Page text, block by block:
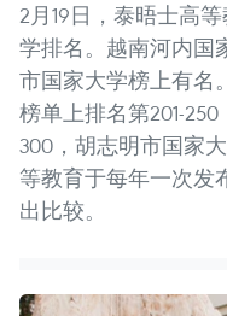
2月19日，泰晤士高
学排名。越南河内国
市国家大学榜上有名
榜单上排名第201-
300，胡志明市国家
等教育于每年一次发
出比较。